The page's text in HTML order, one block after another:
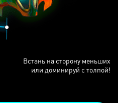
Встань на сторону меньших
или доминируй с толпой!